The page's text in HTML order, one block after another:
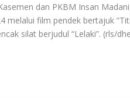
dan PKBM Insan
melalui film pendek bertajuk
silat berjudul “Lelaki”. (rls/